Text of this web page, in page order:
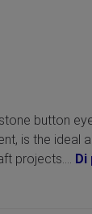
button
is the ideal
projects.… Di